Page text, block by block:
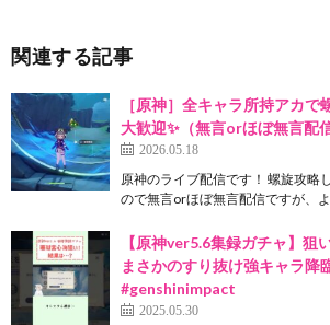
関連する記事
［原神］全キャラ所持アカで
大歓迎✨（無言orほぼ無言配信
2026.05.18
原神のライブ配信です！ 螺旋攻略
ので無言orほぼ無言配信ですが、
【原神ver5.6集録ガチャ】狙
まさかのすり抜け強キャラ降
#genshinimpact
2025.05.30